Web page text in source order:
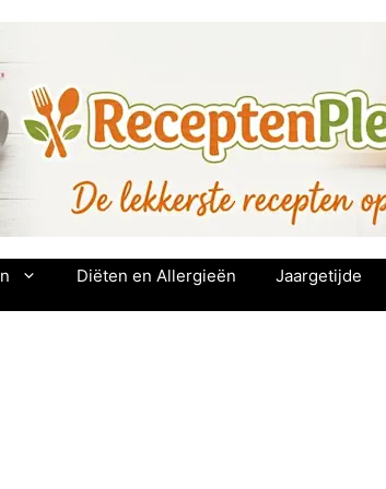
Diëten en Allergieën Jaargetijde